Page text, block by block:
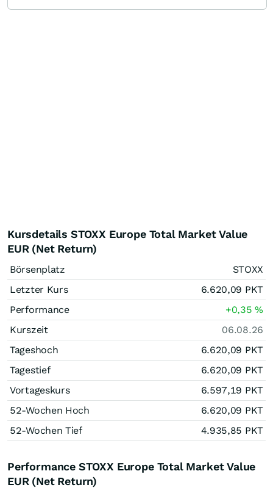
Kursdetails STOXX Europe Total Market Value
EUR (Net Return)
Börsenplatz
STOXX
Letzter Kurs
6.620,09 PKT
Performance
+0,35%
Kurszeit
06.08.26
Tageshoch
6.620,09 PKT
Tagestief
6.620,09 PKT
Vortageskurs
6.597,19 PKT
52-Wochen Hoch
6.620,09 PKT
52-Wochen Tief
4.935,85 PKT
Performance STOXX Europe Total Market Value
EUR (Net Return)